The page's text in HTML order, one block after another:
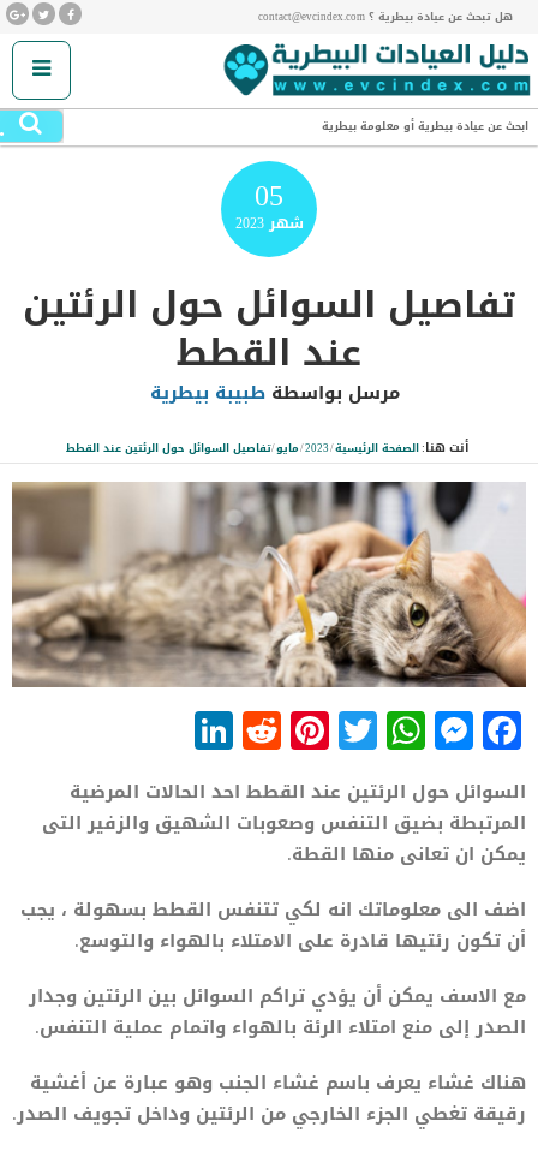
هل تبحث عن عيادة بيطرية ؟ contact@evcindex.com
ابحث عن عيادة بيطرية أو معلومة بيطرية
05
شهر2023
تفاصيل السوائل حول الرئتين
عند القطط
مرسل بواسطة طبيبة بيطرية
أنت هنا:الصفحة الرئيسية/
2023
/مايو/تفاصيل السوائل حول الرئتين عند القطط
Facebook
Messenger
WhatsApp
Twitter
Pinterest
Reddit
السوائل حول الرئتين عند القطط احد الحالات المرضية
المرتبطة بضيق التنفس وصعوبات الشهيق والزفير التى
يمكن ان تعانى منها القطة.
اضف الى معلوماتك انه لكي تتنفس القطط بسهولة ، يجب
أن تكون رئتيها قادرة على الامتلاء بالهواء والتوسع.
مع الاسف يمكن أن يؤدي تراكم السوائل بين الرئتين وجدار
الصدر إلى منع امتلاء الرئة بالهواء واتمام عملية التنفس.
هناك غشاء يعرف باسم غشاء الجنب وهو عبارة عن أغشية
رقيقة تغطي الجزء الخارجي من الرئتين وداخل تجويف الصدر.